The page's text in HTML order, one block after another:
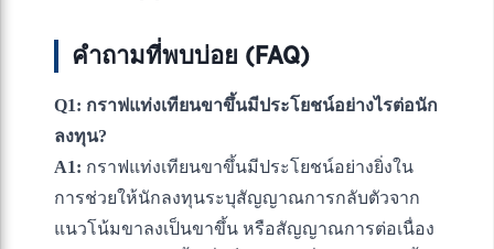
คำถามที่พบบ่อย (FAQ)
Q1: กราฟแท่งเทียนขาขึ้นมีประโยชน์อย่างไรต่อนัก
ลงทุน?
A1: กราฟแท่งเทียนขาขึ้นมีประโยชน์อย่างยิ่งใน
การช่วยให้นักลงทุนระบุสัญญาณการกลับตัวจาก
แนวโน้มขาลงเป็นขาขึ้น หรือสัญญาณการต่อเนื่อง